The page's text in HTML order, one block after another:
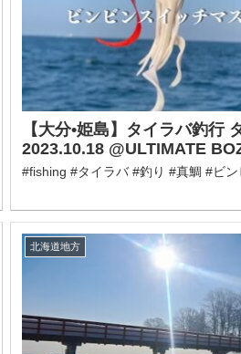
【大分•姫島】タイラバ釣行
2023.10.18 @ULTIMATE
#fishing #タイラバ #釣り #真鯛 #ビ
北海道地方